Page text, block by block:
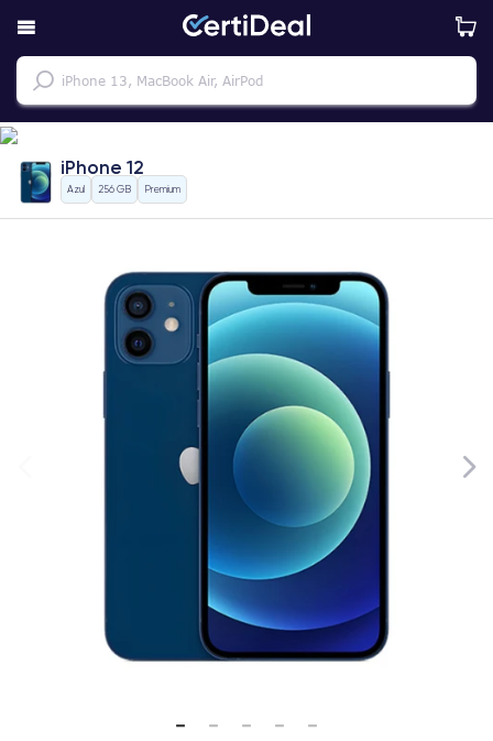
iPhone 12
Azul 256 GB Premium